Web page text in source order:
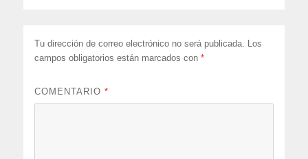
Tu dirección de correo electrónico no será publicada.
Los
campos obligatorios están marcados con*
COMENTARIO*